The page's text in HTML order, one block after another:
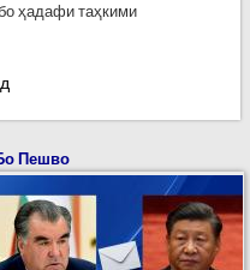
ҳадафи таҳкими
ва боздиди Раиси
Пешво